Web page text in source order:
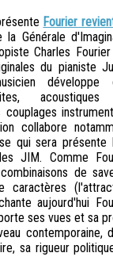
Fourier
Générale
Charles
du pianiste
développe
collabore
qui sera présente
JIM. Comme
de
caractères
aujourd'hui
ses vues et sa
contemporaine,
sa rigueur